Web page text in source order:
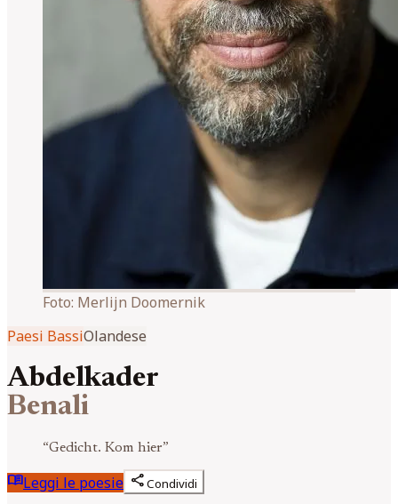
Foto: Merlijn Doomernik
Paesi BassiOlandese
Abdelkader
Benali
“Gedicht. Kom hier”
menu_bookLeggi le poesie shareCondividi